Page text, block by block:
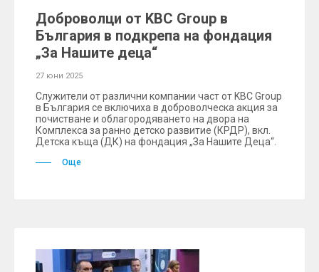
Доброволци от KBC Group в
България в подкрепа на фондация
„За Нашите деца“
27 юни 2025
Служители от различни компании част от KBC Group
в България се включиха в доброволческа акция за
почистване и облагородяването на двора на
Комплекса за ранно детско развитие (КРДР), вкл.
Детска къща (ДК) на фондация „За Нашите Деца“.
Още